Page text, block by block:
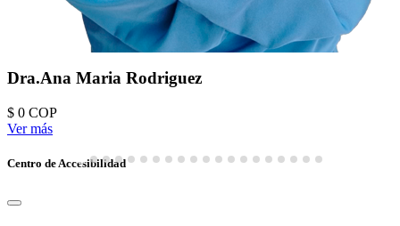
Dra.Ana Maria Rodriguez
$ 0 COP
Ver más
Centro de Accesibilidad